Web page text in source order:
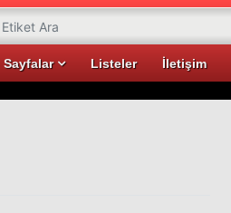
Sayfalar Listeler İletişim